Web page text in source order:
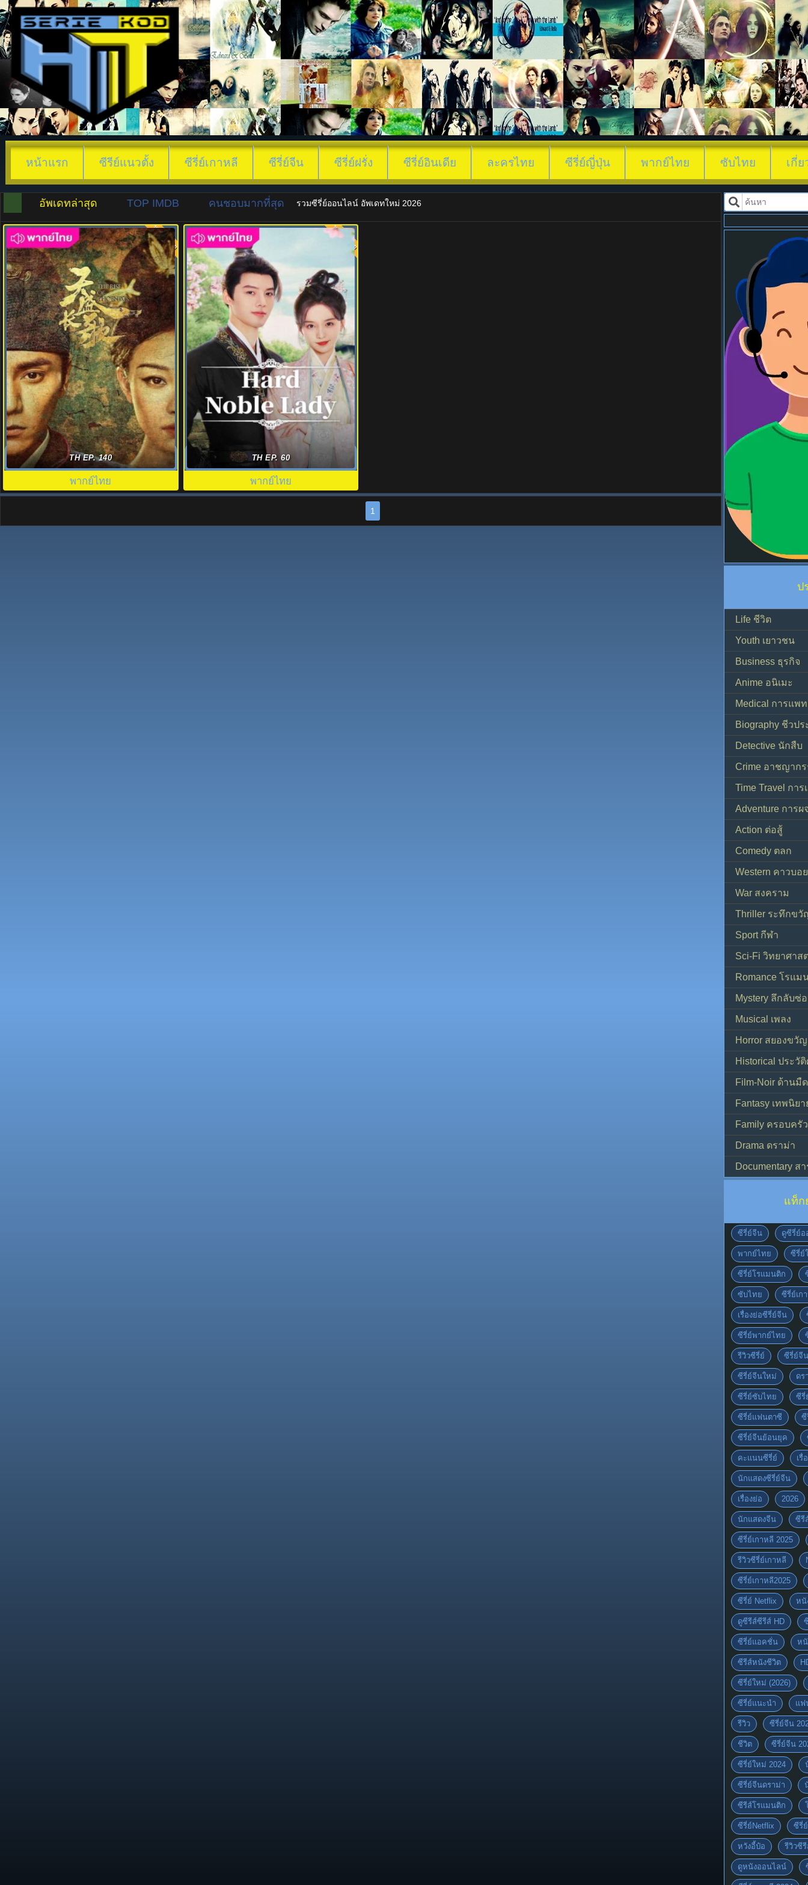
ดูซีรี่ย์ ซีรี่
หน้าแรก ซีรีย์แนวตั้ง ซีรี่ย์เกาหลี ซีรี่ย์จีน ซีรี่ย์ฝรั่ง ซีรี่ย์อินเดีย ละครไทย ซีรี่ย์ญี่ปุ่น พากย์ไทย ซับไทย เกี่ย
อัพเดทล่าสุด TOP IMDB คนชอบมากที่สุด รวมซีรี่ย์ออนไลน์ อัพเดทใหม่ 2026
หงสาประกาศิต (2018) The Rise of
Phoenixes พากย์ไทย EP.1-70 (จบ)
7.0 พากย์ไทย
TH EP. 140
พากย์ไทย
เป็นท่านหญิงแท้จริงแสนลำบาก Hard
noble lady พากย์ไทย EP.1-30
7.0 พากย์ไทย
TH EP. 60
พากย์ไทย
1
ป
Life ชีวิต
Youth เยาวชน
Business ธุรกิจ
Anime อนิเมะ
Medical การแพ
Biography ชีวปร
Detective นักสืบ
Crime อาชญาก
Time Travel กา
Adventure การ
Action ต่อสู้
Comedy ตลก
Western คาวบอ
War สงคราม
Thriller ระทึกขวั
Sport กีฬา
Sci-Fi วิทยาศาส
Romance โรแม
Mystery ลึกลับซ่
Musical เพลง
Horror สยองขวัญ
Historical ประวั
Film-Noir ด้านมื
Fantasy เทพนิยา
Family ครอบครัว
Drama ดราม่า
Documentary ส
แท็ก
ซีรี่ย์จีน ดูซีรี่ย์อ
พากย์ไทย ซีรี่ย์
ซีรี่ย์โรแมนติก
ซับไทย ซีรี่ย์เก
เรื่องย่อซีรี่ย์จีน
ซีรี่ย์พากย์ไทย
รีวิวซีรี่ย์ ซีรี่ย์จี
ซีรี่ย์จีนใหม่ ดร
ซีรี่ย์ซับไทย ซีรี่
ซีรี่ย์แฟนตาซี ซี
ซีรี่ย์จีนย้อนยุค
คะแนนซีรี่ย์ เรื่
นักแสดงซีรี่ย์จีน
เรื่องย่อ 2026
นักแสดงจีน ซีรี
ซีรี่ย์เกาหลี 2025
รีวิวซีรี่ย์เกาหลี
ซีรี่ย์เกาหลี2025
ซีรี่ย์ Netflix หนั
ดูซีรีส์ซีรีส์ HD
ซีรี่ย์แอคชั่น ห
ซีรีส์หนังชีวิต
ซีรี่ย์ใหม่ (2026)
ซีรี่ย์แนะนำ แฟ
รีวิว ซีรี่ย์จีน
ชีวิต ซีรี่ย์จีน
ซีรี่ย์ใหม่ 2024
ซีรี่ย์จีนดราม่า
ซีรีส์โรแมนติก
ซีรี่ย์Netflix ซีรี่
หวังอี้ป๋อ รีวิวซี
ดูหนังออนไลน์